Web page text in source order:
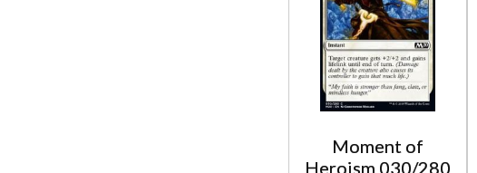
Moment of
Heroism 030/280